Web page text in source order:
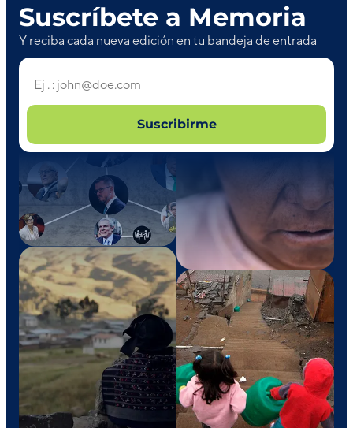
Suscríbete a Memoria
Y reciba cada nueva edición en tu bandeja de entrada
Suscribirme